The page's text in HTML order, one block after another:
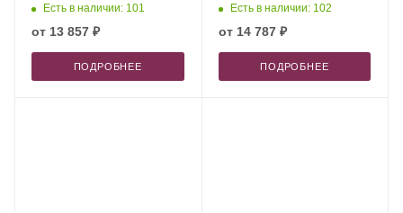
Есть в наличии: 101
от 13 857 ₽
ПОДРОБНЕЕ
Есть в наличии: 102
от 14 787 ₽
ПОДРОБНЕЕ